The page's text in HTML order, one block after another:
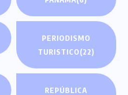
PERIODISMO
TURISTICO(22)
REPÚBLICA